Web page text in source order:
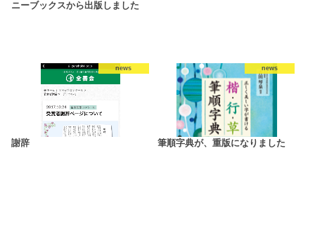
ニーブックスから出版しました
news
謝辞
news
筆順字典が、重版になりました